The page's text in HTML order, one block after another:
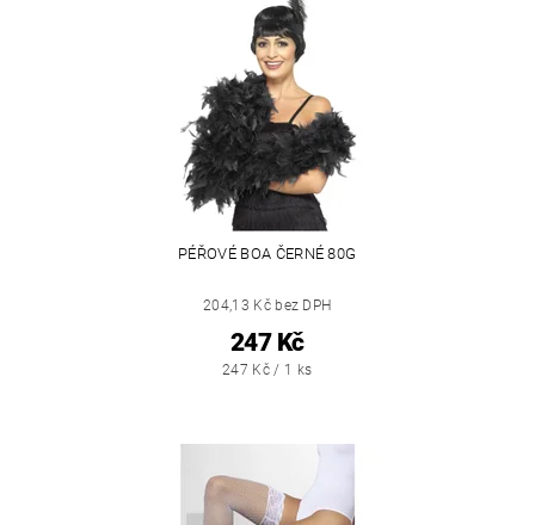
PÉŘOVÉ BOA ČERNÉ 80G
204,13 Kč bez DPH
247 Kč
247 Kč / 1 ks